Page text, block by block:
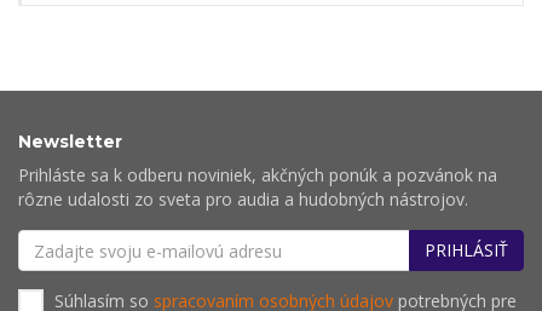
Newsletter
Prihláste sa k odberu noviniek, akčných ponúk a pozvánok na
rôzne udalosti zo sveta pro audia a hudobných nástrojov.
PRIHLÁSIŤ
Súhlasím so spracovaním osobných údajov potrebných pre